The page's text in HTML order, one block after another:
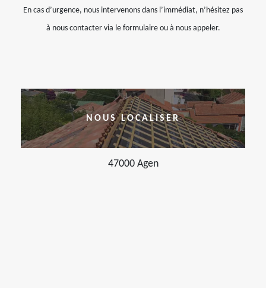
En cas d’urgence, nous intervenons dans l’immédiat, n’hésitez pas
à nous contacter via le formulaire ou à nous appeler.
NOUS LOCALISER
47000 Agen